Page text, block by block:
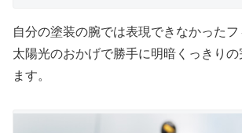
自分の塗装の腕では表現できなかったフ
太陽光のおかげで勝手に明暗くっきり
ます。